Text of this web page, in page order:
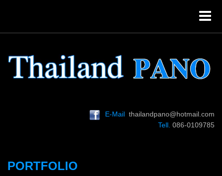
E-Mail thailandpano@hotmail.com
Tell. 086-0109785
PORTFOLIO